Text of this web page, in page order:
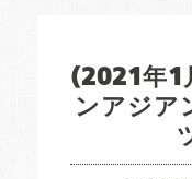
(2021年
ンアジア